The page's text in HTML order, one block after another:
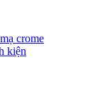
crome
kiện